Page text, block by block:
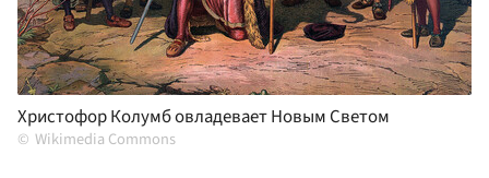
Христофор Колумб овладевает Новым Светом
Wikimedia Commons